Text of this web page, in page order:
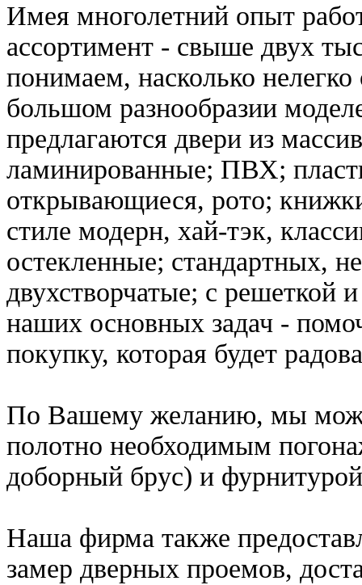
Имея многолетний опыт
ассортимент - свыше двух
понимаем, насколько
большом разнообразии
предлагаются двери из
ламинированные; ПВХ;
открывающиеся, рото;
стиле модерн, хай-тэк,
остекленные; стандартных,
двухстворчатые; с решеткой
наших основных задач -
покупку, которая будет
По Вашему желанию, мы
полотно необходимым
доборный брус) и
Наша фирма также
замер дверных проемов,